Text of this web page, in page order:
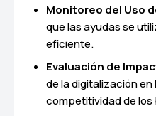
Monitoreo del Uso
que las ayudas se
eficiente.
Evaluación de
de la digitalización
competitividad de